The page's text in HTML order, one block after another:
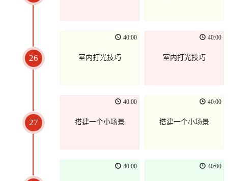
40:00
室内打光技巧
26
40:00
室内打光技巧
40:00
搭建一个小场景
27
40:00
搭建一个小场景
40:00 40:00